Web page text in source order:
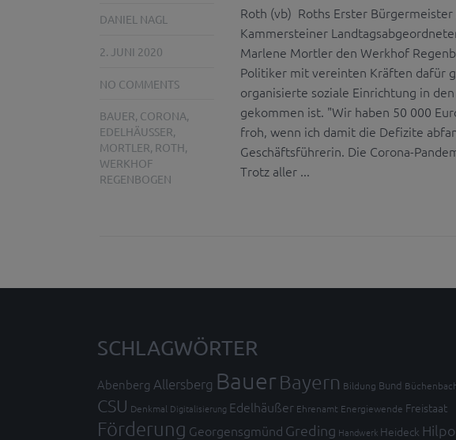
DANIEL NAGL
2. JUNI 2020
NO COMMENTS
BAUER, CORONA,
EDELHÄUSSER,
MORTLER, ROTH,
WERKHOF
REGENBOGEN
Roth (vb) Roths Erster
Kammersteiner
Marlene Mortler den Werkhof
Politiker mit vereinten Kräften dafür
organisierte soziale Einrichtung in
gekommen ist. "Wir haben 50 000
froh, wenn ich damit die Defizite
Geschäftsführerin. Die Corona-
Trotz aller ...
SCHLAGWÖRTER
Abenberg Allersberg Bauer Bayern Bildung Bund
CSU Denkmal Digitalisierung Edelhäußer Ehrenamt Energiewende Freistaat
Förderung Georgensgmünd Greding Handwerk Heideck